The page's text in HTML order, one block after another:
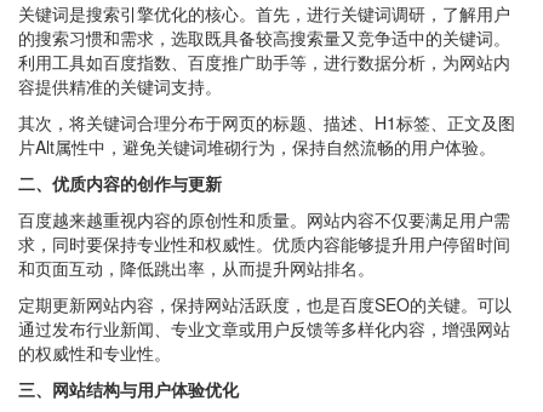
关键词是搜索引擎优化的核心。首先，进行关键词调研，了解用户
的搜索习惯和需求，选取既具备较高搜索量又竞争适中的关键词。
利用工具如百度指数、百度推广助手等，进行数据分析，为网站内
容提供精准的关键词支持。
其次，将关键词合理分布于网页的标题、描述、H1标签、正文及图
片Alt属性中，避免关键词堆砌行为，保持自然流畅的用户体验。
二、优质内容的创作与更新
百度越来越重视内容的原创性和质量。网站内容不仅要满足用户需
求，同时要保持专业性和权威性。优质内容能够提升用户停留时间
和页面互动，降低跳出率，从而提升网站排名。
定期更新网站内容，保持网站活跃度，也是百度SEO的关键。可以
通过发布行业新闻、专业文章或用户反馈等多样化内容，增强网站
的权威性和专业性。
三、网站结构与用户体验优化